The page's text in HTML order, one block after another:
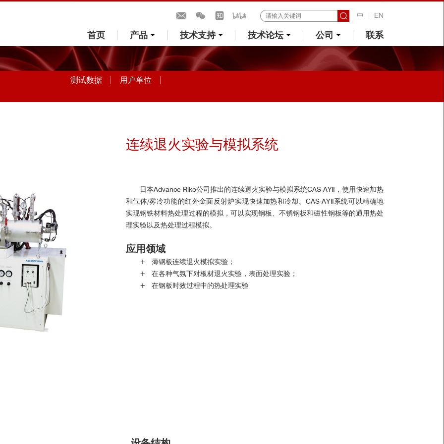
中 EN
首页 产品 技术支持 技术论坛 公司 联系
测试数据 用户单位
连续退火实验与模拟系统
日本Advance Riko公司推出的连续退火实验与模拟系统CAS-AYⅡ，使用快速加热
和气体/雾冷功能的红外金面反射炉实现快速加热和冷却。CAS-AYⅡ系统可以精确地
实现钢铁材料热处理过程的模拟，可以实现钢板、不锈钢板和磁性钢板等的通用热处
理实验以及热处理过程模拟。
应用领域
+ 薄钢板连续退火模拟实验；
+ 在各种气氛下对板材退火实验，表面处理实验；
+ 在钢板时效过程中的热处理实验